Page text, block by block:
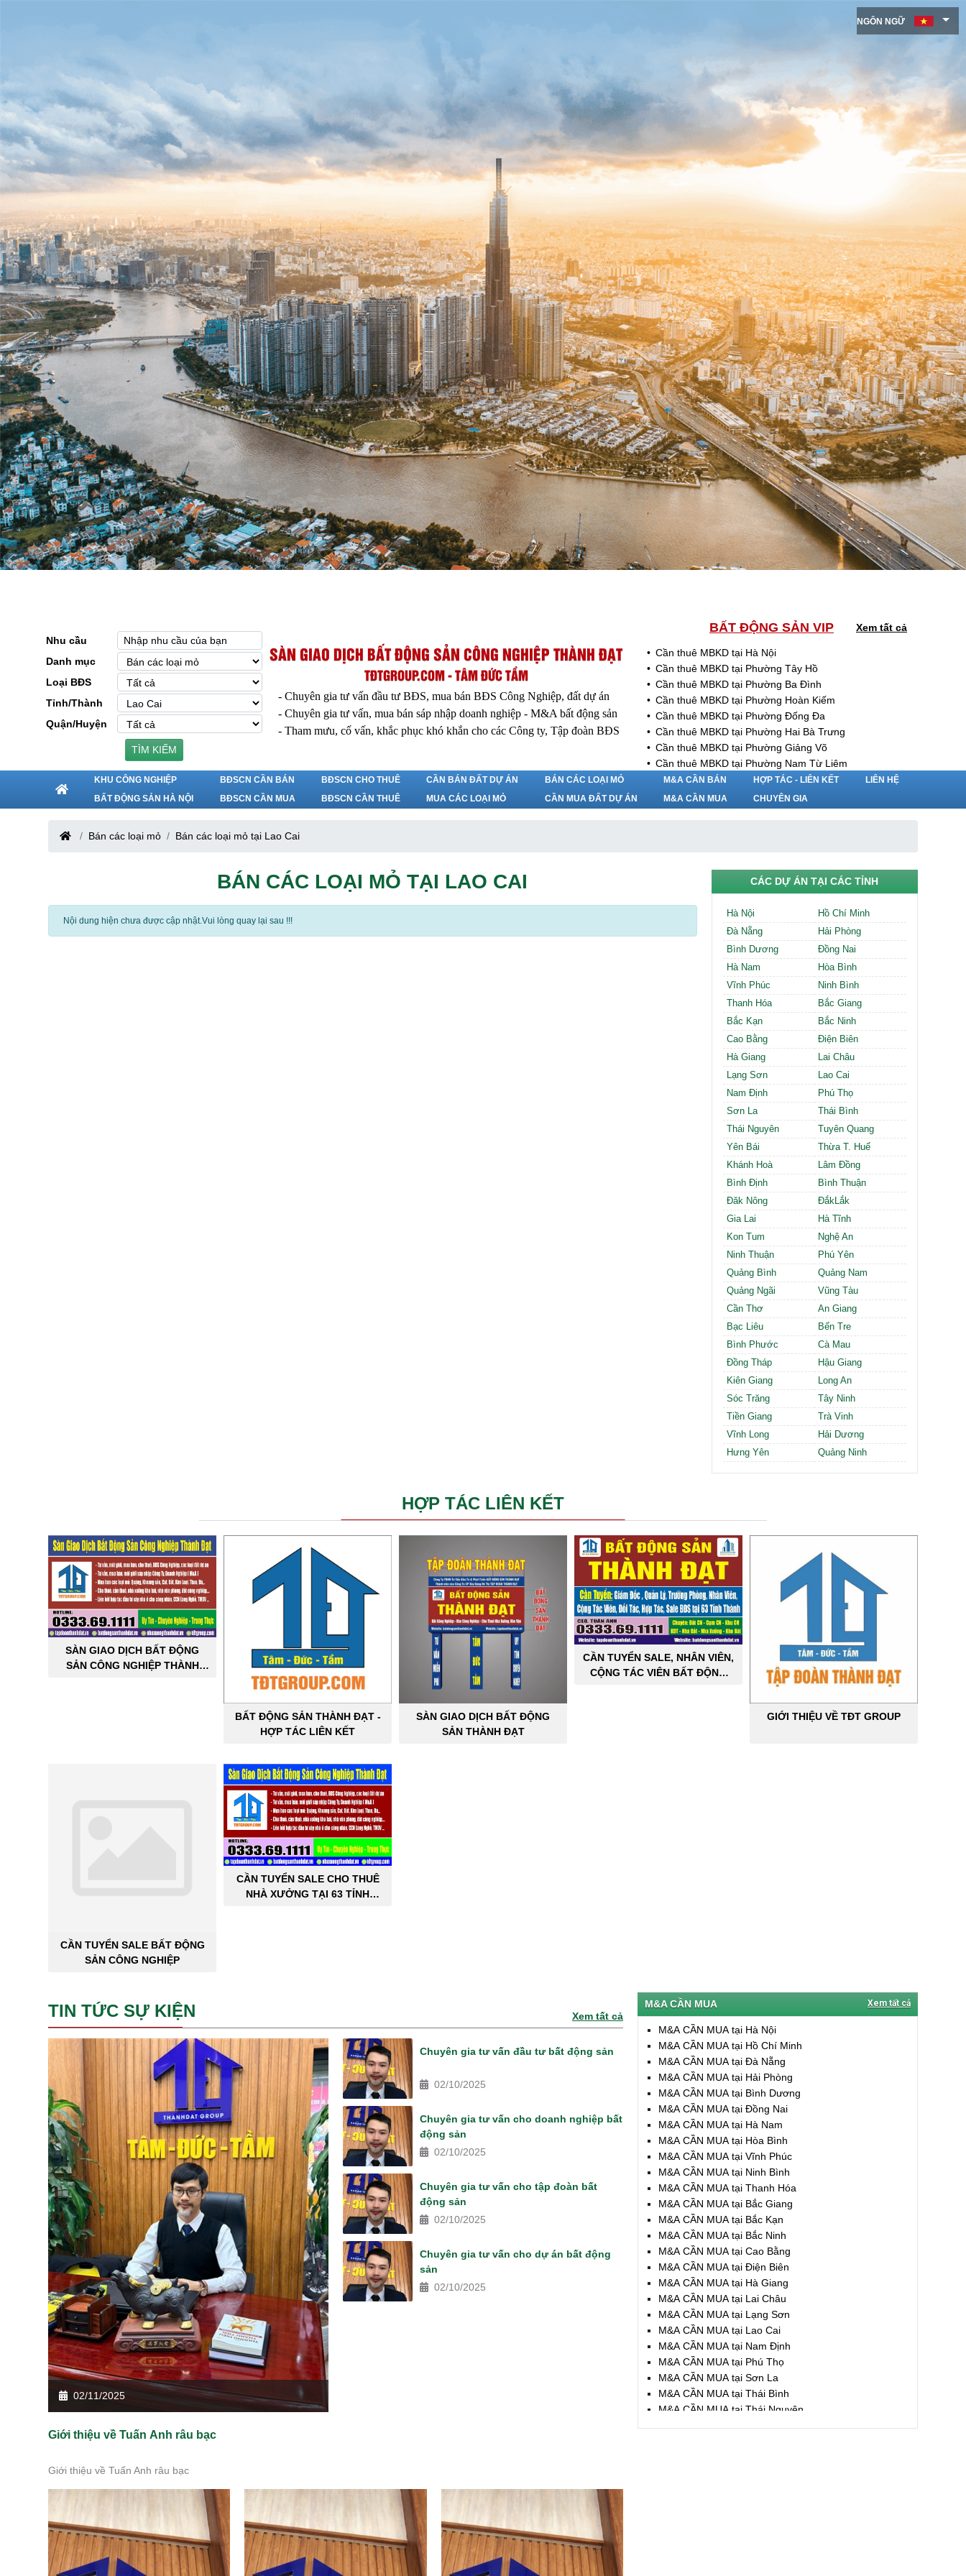
Nhu cầu
Danh mục
Loại BĐS
Tỉnh/Thành
Quận/Huyện
TÌM KIẾM
SÀN GIAO DỊCH BẤT ĐỘNG SẢN CÔNG NGHIỆP THÀNH ĐẠT
TĐTGROUP.COM - TÂM ĐỨC TẦM
- Chuyên gia tư vấn đầu tư BĐS, mua bán BĐS Công Nghiệp, đất dự án
- Chuyên gia tư vấn, mua bán sáp nhập doanh nghiệp - M&A bất động sản
- Tham mưu, cố vấn, khắc phục khó khắn cho các Công ty, Tập đoàn BĐS
BẤT ĐỘNG SẢN VIP Xem tất cả
Cần thuê MBKD tại Hà Nội
Cần thuê MBKD tại Phường Tây Hồ
Cần thuê MBKD tại Phường Ba Đình
Cần thuê MBKD tại Phường Hoàn Kiếm
Cần thuê MBKD tại Phường Đống Đa
Cần thuê MBKD tại Phường Hai Bà Trưng
Cần thuê MBKD tại Phường Giảng Võ
Cần thuê MBKD tại Phường Nam Từ Liêm
Cần thuê MBKD tại Phường Cầu Giấy
Cần thuê MBKD tại Phường Thanh Xuân
Cần thuê MBKD tại Phường Long Biên
Cần thuê MBKD tại Phường Yên Hòa
Cần thuê MBKD tại Phường Nghĩa Độ
Cần thuê MBKD tại Phường Phương Liệt
Cần thuê MBKD tại Phường Khương Đình
Cần thuê MBKD tại Phường Yên Sở
Cần thuê MBKD tại Phường Hoàng Liệt
Cần thuê MBKD tại Phường Định Công
Cần thuê MBKD tại Phường Tương Mai
Cần thuê MBKD tại Phường Vĩnh Hưng
Cần thuê MBKD tại Phường Lĩnh Nam
Cần thuê MBKD tại Phường Hồng Hà
Cần thuê MBKD tại Phường Láng
Cần thuê MBKD tại Phường Văn Miếu
Cần thuê MBKD tại Phường Kim Liên
Cần thuê MBKD tại Phường Bạch Mai
Cần thuê MBKD tại Phường Vĩnh Tuy
NGÔN NGỮ
KHU CÔNG NGHIỆP
BẤT ĐỘNG SẢN HÀ NỘI
BĐSCN CẦN BÁN
BĐSCN CẦN MUA
BĐSCN CHO THUÊ
BĐSCN CẦN THUÊ
CẦN BÁN ĐẤT DỰ ÁN
MUA CÁC LOẠI MỎ
BÁN CÁC LOẠI MỎ
CẦN MUA ĐẤT DỰ ÁN
M&A CẦN BÁN
M&A CẦN MUA
HỢP TÁC - LIÊN KẾT
CHUYÊN GIA
LIÊN HỆ
Bán các loại mỏ Bán các loại mỏ tại Lao Cai
BÁN CÁC LOẠI MỎ TẠI LAO CAI
Nội dung hiện chưa được cập nhật.Vui lòng quay lại sau !!!
CÁC DỰ ÁN TẠI CÁC TỈNH
Hà Nội
Hồ Chí Minh
Đà Nẵng
Hải Phòng
Bình Dương
Đồng Nai
Hà Nam
Hòa Bình
Vĩnh Phúc
Ninh Bình
Thanh Hóa
Bắc Giang
Bắc Kạn
Bắc Ninh
Cao Bằng
Điện Biên
Hà Giang
Lai Châu
Lạng Sơn
Lao Cai
Nam Định
Phú Thọ
Sơn La
Thái Bình
Thái Nguyên
Tuyên Quang
Yên Bái
Thừa T. Huế
Khánh Hoà
Lâm Đồng
Bình Định
Bình Thuận
Đăk Nông
ĐắkLắk
Gia Lai
Hà Tĩnh
Kon Tum
Nghệ An
Ninh Thuận
Phú Yên
Quảng Bình
Quảng Nam
Quảng Ngãi
Vũng Tàu
Cần Thơ
An Giang
Bạc Liêu
Bến Tre
Bình Phước
Cà Mau
Đồng Tháp
Hậu Giang
Kiên Giang
Long An
Sóc Trăng
Tây Ninh
Tiền Giang
Trà Vinh
Vĩnh Long
Hải Dương
Hưng Yên
Quảng Ninh
HỢP TÁC LIÊN KẾT
SÀN GIAO DỊCH BẤT ĐỘNG
SẢN CÔNG NGHIỆP THÀNH
BẤT ĐỘNG SẢN THÀNH ĐẠT -
HỢP TÁC LIÊN KẾT
SÀN GIAO DỊCH BẤT ĐỘNG
SẢN THÀNH ĐẠT
CẦN TUYỂN SALE, NHÂN VIÊN,
CỘNG TÁC VIÊN BẤT ĐỘNG
GIỚI THIỆU VỀ TĐT GROUP
CẦN TUYỂN SALE BẤT ĐỘNG
SẢN CÔNG NGHIỆP
CẦN TUYỂN SALE CHO THUÊ
NHÀ XƯỞNG TẠI 63 TỈNH
TIN TỨC SỰ KIỆN Xem tất cả
02/11/2025
Giới thiệu về Tuấn Anh râu bạc
Giới thiệu về Tuấn Anh râu bạc
Chuyên gia tư vấn đầu tư bất động sản
02/10/2025
Chuyên gia tư vấn cho doanh nghiệp bất
động sản
02/10/2025
Chuyên gia tư vấn cho tập đoàn bất
động sản
02/10/2025
Chuyên gia tư vấn cho dự án bất động
sản
02/10/2025
M&A CẦN MUA Xem tất cả
M&A CẦN MUA tại Hà Nội
M&A CẦN MUA tại Hồ Chí Minh
M&A CẦN MUA tại Đà Nẵng
M&A CẦN MUA tại Hải Phòng
M&A CẦN MUA tại Bình Dương
M&A CẦN MUA tại Đồng Nai
M&A CẦN MUA tại Hà Nam
M&A CẦN MUA tại Hòa Bình
M&A CẦN MUA tại Vĩnh Phúc
M&A CẦN MUA tại Ninh Bình
M&A CẦN MUA tại Thanh Hóa
M&A CẦN MUA tại Bắc Giang
M&A CẦN MUA tại Bắc Kạn
M&A CẦN MUA tại Bắc Ninh
M&A CẦN MUA tại Cao Bằng
M&A CẦN MUA tại Điện Biên
M&A CẦN MUA tại Hà Giang
M&A CẦN MUA tại Lai Châu
M&A CẦN MUA tại Lạng Sơn
M&A CẦN MUA tại Lao Cai
M&A CẦN MUA tại Nam Định
M&A CẦN MUA tại Phú Thọ
M&A CẦN MUA tại Sơn La
M&A CẦN MUA tại Thái Bình
M&A CẦN MUA tại Thái Nguyên